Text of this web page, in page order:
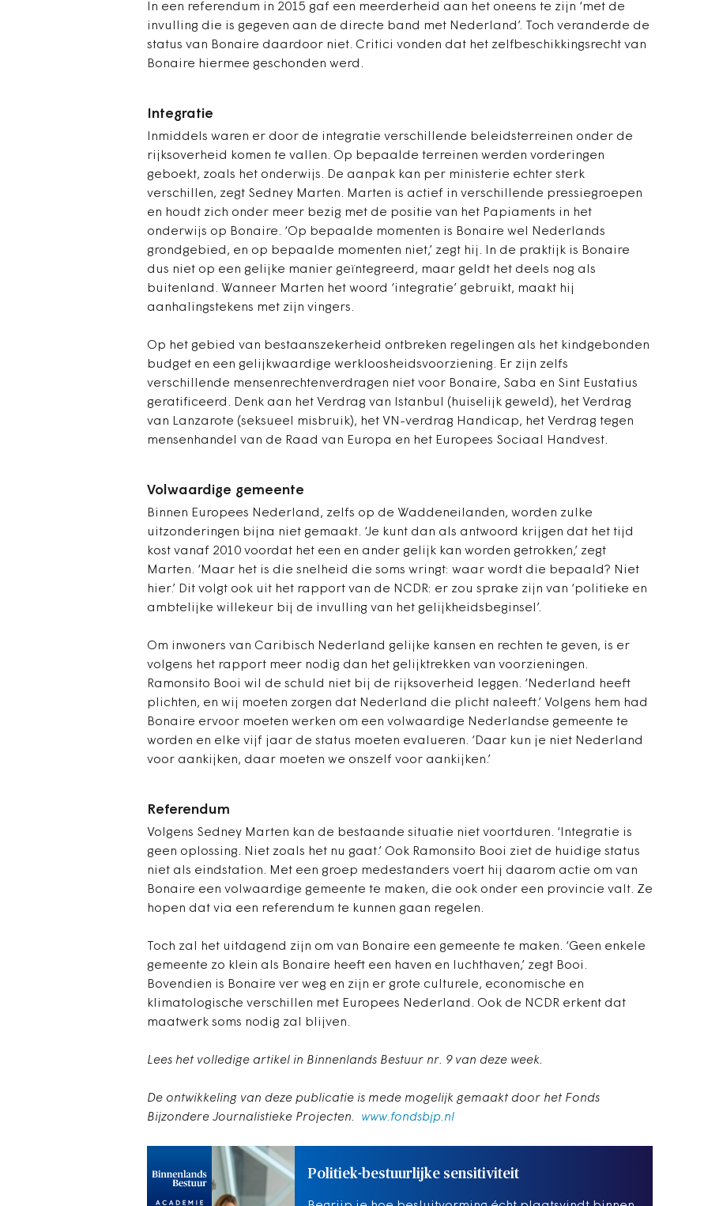
In een referendum in 2015 gaf een meerderheid aan het oneens te zijn ‘met de
invulling die is gegeven aan de directe band met Nederland’. Toch veranderde de
status van Bonaire daardoor niet. Critici vonden dat het zelfbeschikkingsrecht van
Bonaire hiermee geschonden werd.
Integratie
Inmiddels waren er door de integratie verschillende beleidsterreinen onder de
rijksoverheid komen te vallen. Op bepaalde terreinen werden vorderingen
geboekt, zoals het onderwijs. De aanpak kan per ministerie echter sterk
verschillen, zegt Sedney Marten. Marten is actief in verschillende pressiegroepen
en houdt zich onder meer bezig met de positie van het Papiaments in het
onderwijs op Bonaire. ‘Op bepaalde momenten is Bonaire wel Nederlands
grondgebied, en op bepaalde momenten niet,’ zegt hij. In de praktijk is Bonaire
dus niet op een gelijke manier geïntegreerd, maar geldt het deels nog als
buitenland. Wanneer Marten het woord ‘integratie’ gebruikt, maakt hij
aanhalingstekens met zijn vingers.
Op het gebied van bestaanszekerheid ontbreken regelingen als het kindgebonden
budget en een gelijkwaardige werkloosheidsvoorziening. Er zijn zelfs
verschillende mensenrechtenverdragen niet voor Bonaire, Saba en Sint Eustatius
geratificeerd. Denk aan het Verdrag van Istanbul (huiselijk geweld), het Verdrag
van Lanzarote (seksueel misbruik), het VN-verdrag Handicap, het Verdrag tegen
mensenhandel van de Raad van Europa en het Europees Sociaal Handvest.
Volwaardige gemeente
Binnen Europees Nederland, zelfs op de Waddeneilanden, worden zulke
uitzonderingen bijna niet gemaakt. ‘Je kunt dan als antwoord krijgen dat het tijd
kost vanaf 2010 voordat het een en ander gelijk kan worden getrokken,’ zegt
Marten. ‘Maar het is die snelheid die soms wringt: waar wordt die bepaald? Niet
hier.’ Dit volgt ook uit het rapport van de NCDR: er zou sprake zijn van ‘politieke en
ambtelijke willekeur bij de invulling van het gelijkheidsbeginsel’.
Om inwoners van Caribisch Nederland gelijke kansen en rechten te geven, is er
volgens het rapport meer nodig dan het gelijktrekken van voorzieningen.
Ramonsito Booi wil de schuld niet bij de rijksoverheid leggen. ‘Nederland heeft
plichten, en wij moeten zorgen dat Nederland die plicht naleeft.’ Volgens hem had
Bonaire ervoor moeten werken om een volwaardige Nederlandse gemeente te
worden en elke vijf jaar de status moeten evalueren. ‘Daar kun je niet Nederland
voor aankijken, daar moeten we onszelf voor aankijken.’
Referendum
Volgens Sedney Marten kan de bestaande situatie niet voortduren. ‘Integratie is
geen oplossing. Niet zoals het nu gaat.’ Ook Ramonsito Booi ziet de huidige status
niet als eindstation. Met een groep medestanders voert hij daarom actie om van
Bonaire een volwaardige gemeente te maken, die ook onder een provincie valt. Ze
hopen dat via een referendum te kunnen gaan regelen.
Toch zal het uitdagend zijn om van Bonaire een gemeente te maken. ‘Geen enkele
gemeente zo klein als Bonaire heeft een haven en luchthaven,’ zegt Booi.
Bovendien is Bonaire ver weg en zijn er grote culturele, economische en
klimatologische verschillen met Europees Nederland. Ook de NCDR erkent dat
maatwerk soms nodig zal blijven.
Lees het volledige artikel in Binnenlands Bestuur nr. 9 van deze week.
De ontwikkeling van deze publicatie is mede mogelijk gemaakt door het Fonds
Bijzondere Journalistieke Projecten. www.fondsbjp.nl
Politiek-bestuurlijke sensitiviteit